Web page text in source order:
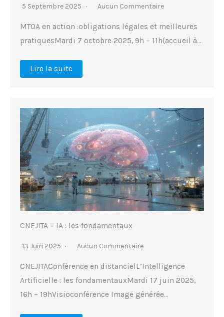
5 Septembre 2025 Aucun Commentaire
MTOA en action :obligations légales et meilleures
pratiquesMardi 7 octobre 2025, 9h – 11h(accueil à…
Lire la suite
CNEJITA – IA : les fondamentaux
13 Juin 2025 Aucun Commentaire
CNEJITAConférence en distancielL’Intelligence
Artificielle : les fondamentauxMardi 17 juin 2025,
16h – 19hVisioconférence Image générée…